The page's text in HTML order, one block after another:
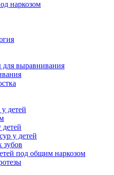
наркозом
для выравнивания
детей
детей
у детей
зубов
под общим наркозом